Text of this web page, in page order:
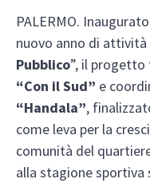
PALERMO.
nuovo anno di attività
Pubblico”, il
“Con il Sud” e
“Handala”,
come leva per la
comunità del
alla stagione sportiva